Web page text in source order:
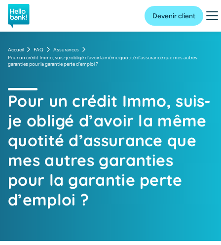
Hello bank! la banque en ligne de BNP Paribas
Devenir client
Accueil FAQ
Assurances
Pour un crédit Immo, suis-je obligé d’avoir la même quotité d’assurance que mes autres
garanties pour la garantie perte d’emploi ?
Pour un crédit Immo, suis-
je obligé d’avoir la même
quotité d’assurance que
mes autres garanties
pour la garantie perte
d’emploi ?